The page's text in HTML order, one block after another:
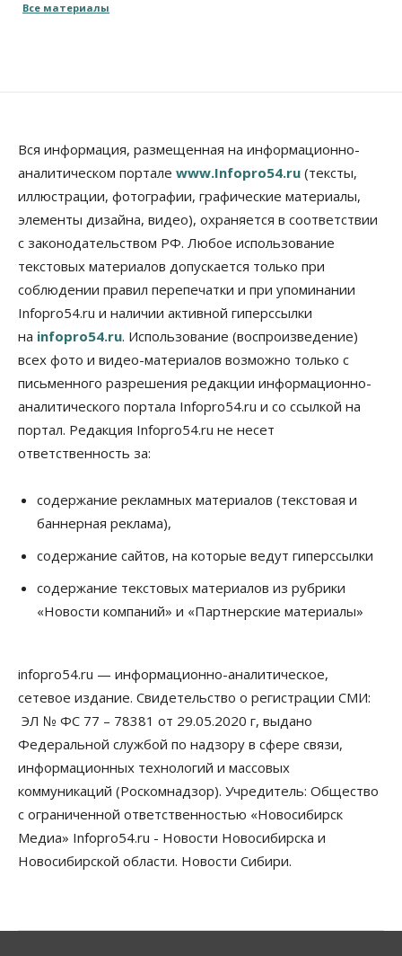
Общество
07 Августа 2026, 11:30
Общество
Деньгами будут распоряжаться дети: в десяти
школах Новосибирской области введут
инициативное бюджетирование
Общество Право&Порядок
В Новосибирске руководителя отдела полиции
заключили под стражу
07 Августа 2026, 10:15
Общество
Недели жары повлияли на урожай в
Новосибирской области, но режима ЧС не будет
07 Августа 2026, 10:00
выстраивают системы защиты от атак БПЛА
07 Августа 2026, 09:00
Бизнес
листы на полмиллиарда рублей
07 Августа 2026, 08:00
привлекать к разработке новых лекарств в
России
06 Августа 2026, 19:00
Мировые И Федеральные Новости
Россия построит в Киргизии новый кампус КРСУ:
30 гектаров, 15 тысяч студентов и 30 миллиардов
рублей
06 Августа 2026, 18:40
Новосибирским студентам помогают
Все материалы
Вся информация, размещенная на информационно-
аналитическом портале www.Infopro54.ru (тексты,
иллюстрации, фотографии, графические материалы,
элементы дизайна, видео), охраняется в соответствии
с законодательством РФ. Любое использование
текстовых материалов допускается только при
соблюдении правил перепечатки и при упоминании
Infopro54.ru и наличии активной гиперссылки
на infopro54.ru. Использование (воспроизведение)
всех фото и видео-материалов возможно только с
письменного разрешения редакции информационно-
аналитического портала Infopro54.ru и со ссылкой на
портал. Редакция Infopro54.ru не несет
ответственность за:
содержание рекламных материалов (текстовая и
баннерная реклама),
содержание сайтов, на которые ведут гиперссылки
содержание текстовых материалов из рубрики
«Новости компаний» и «Партнерские материалы»
infopro54.ru — информационно-аналитическое,
сетевое издание. Свидетельство о регистрации СМИ:
ЭЛ № ФС 77 – 78381 от 29.05.2020 г, выдано
Федеральной службой по надзору в сфере связи,
информационных технологий и массовых
коммуникаций (Роскомнадзор). Учредитель: Общество
с ограниченной ответственностью «Новосибирск
Медиа» Infopro54.ru - Новости Новосибирска и
Новосибирской области. Новости Сибири.